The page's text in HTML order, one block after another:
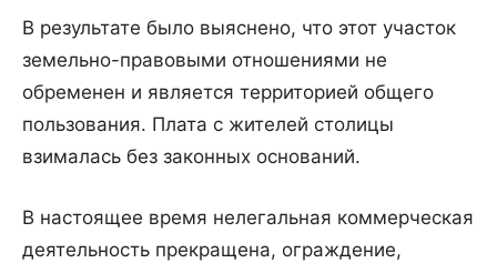
В результате было выяснено, что этот участок
земельно-правовыми отношениями не
обременен и является территорией общего
пользования. Плата с жителей столицы
взималась без законных оснований.
В настоящее время нелегальная коммерческая
деятельность прекращена, ограждение,